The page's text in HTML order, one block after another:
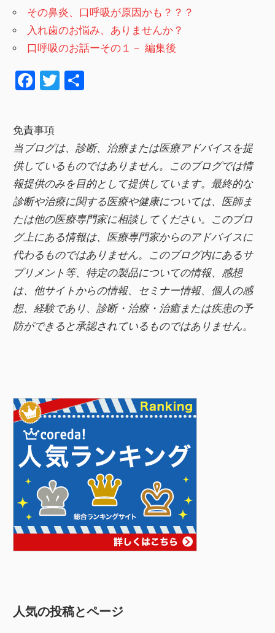
その鼻炎、口呼吸が原因かも？？？
入れ歯のお悩み、ありませんか？
口呼吸のお話ーその１－ 編集後
F
c
e
b
o
o
k
T
er
免責事項
当ブログは、診断、治療または医療アドバイスを提
供しているものではありません。このブログでは情
報提供のみを目的として提供しています。最終的な
診断や治療に関する医療や健康については、医師ま
たは他の医療専門家に相談してください。このブロ
グ上にある情報は、医療専門家からのアドバイスに
代わるものではありません。このブログ内にあるサ
プリメント等、特定の製品についての情報、感想
は、他サイトからの情報、セミナー情報、 個人の感
想、経験であり、診断・治療・治癒または疾患の予
防ができると承認されているものではありません。
人気の投稿とページ